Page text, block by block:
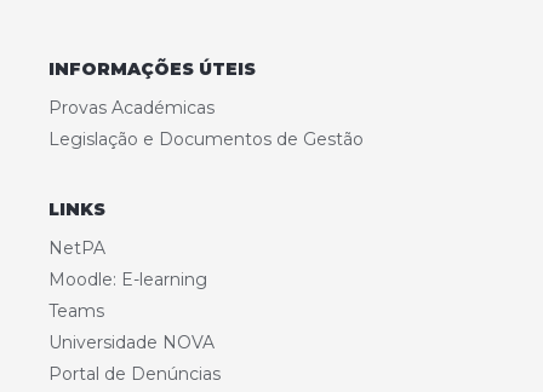
INFORMAÇÕES ÚTEIS
Provas Académicas
Legislação e Documentos de Gestão
LINKS
NetPA
Moodle: E-learning
Teams
Universidade NOVA
Portal de Denúncias